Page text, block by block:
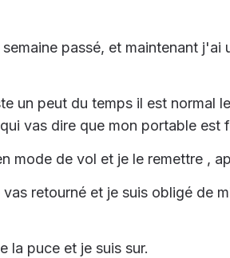
passé, et maintenant
un peut du temps il est normal
vas dire que mon portable est
mode de vol et je le remettre ,
retourné et je suis obligé de
la puce et je suis sur.